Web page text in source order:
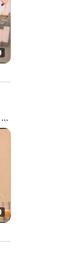
Барные стойки. Выпуск 146